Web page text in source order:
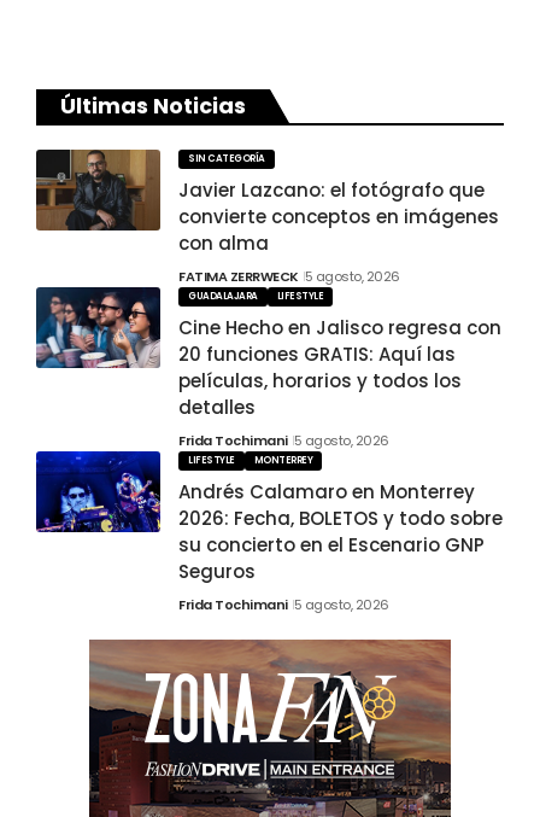
Últimas Noticias
SIN CATEGORÍA
Javier Lazcano: el fotógrafo que
convierte conceptos en imágenes
con alma
FATIMA ZERRWECK 5 agosto, 2026
GUADALAJARA LIFESTYLE
Cine Hecho en Jalisco regresa con
20 funciones GRATIS: Aquí las
películas, horarios y todos los
detalles
Frida Tochimani 5 agosto, 2026
LIFESTYLE MONTERREY
Andrés Calamaro en Monterrey
2026: Fecha, BOLETOS y todo sobre
su concierto en el Escenario GNP
Seguros
Frida Tochimani 5 agosto, 2026